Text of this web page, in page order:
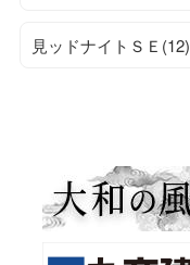
見ッドナイトＳＥ(12)